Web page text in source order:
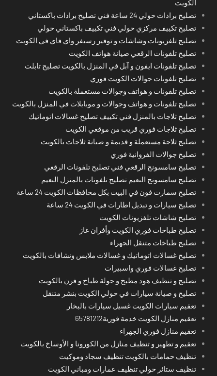
الكويت
تصليح برادات حولي 24 ساعة فني تصليح برادات باكستاني
تصليح تكييف مركزي حولي فني تكييف باكستاني حولي
تصليح تلفزيونات وشاشات و توفير رسيفر واي فاي في الكويت
تصليح تلفونات الرقعي صيانة هواتف الكويت
تصليح تلفونات ايفون و آبل في المنزل بالكويت تصليح تابلت
تصليح تلفونات جوالات الكويت فوري
تصليح تلفونات و هواتف وجوالات مستعملة بالكويت
تصليح تلفونات و هواتف وجوالات و موبايلات في المنزل بالكويت
تصليح ثلاجات بالمنزل فني تكييف تصليح غسالات اتوماتيك
تصليح ثلاجات فوري قريب من موقعي الكويت
تصليح ثلاجة مستعملة و قديمة و صيانة ثلاجات بالكويت
تصليح جوالات الفروانية فوري
تصليح سامسونج الرقعي فني تصليح تلفونات الرقعي
تصليح سامسونج النعيم تصليح تلفونات بالمنزل النعيم
تصليح سمارت فون في البيت بكل محافظات الكويت 24 ساعة
تصليح سيارات و تبديل اطارات في الكويت 24 ساعة
تصليح شاشات تلفزيونات الكويت
تصليح طباخات فوري الكويت وأفران غاز
تصليح طباخات متنقل الجهراء
تصليح غسالات اتوماتيك و غسالات ملابس ونشافات بالكويت
تصليح غسالات فوري واسبيرات
تصليح و تنظيف هود مطبخ و جولة طباخ و فرن بالكويت
تصليح و صيانة سيارات في حولي الكويت بنشر متنقل
تعقيم سيارات الكويت غسيل سيارات بالبخار
تعقيم منازل الكويت خدمة فورية65781212
تعقيم منازل فوري الجهراء
تعقيم و تطهير و تنظيف منازل من الكورونا و الأوساخ بالكويت
تنظيف حمامات بالكويت تنظيف سجاد وموكيت
تنظيف ستائر حولي تنظيف عمارات ومباني الكويت